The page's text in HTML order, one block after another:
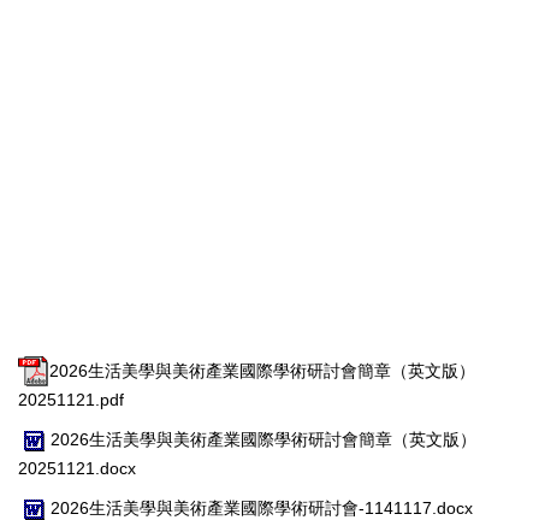
2026生活美學與美術產業國際學術研討會簡章（英文版）
20251121.pdf
2026生活美學與美術產業國際學術研討會簡章（英文版）
20251121.docx
2026生活美學與美術產業國際學術研討會-1141117.docx